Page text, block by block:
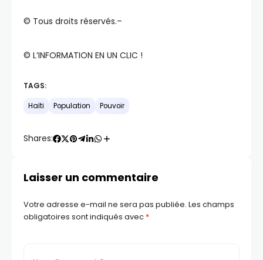
©️ Tous droits réservés.–
©️ L’INFORMATION EN UN CLIC !
TAGS:
Haïti Population Pouvoir
Shares:
Laisser un commentaire
Votre adresse e-mail ne sera pas publiée. Les champs
obligatoires sont indiqués avec *